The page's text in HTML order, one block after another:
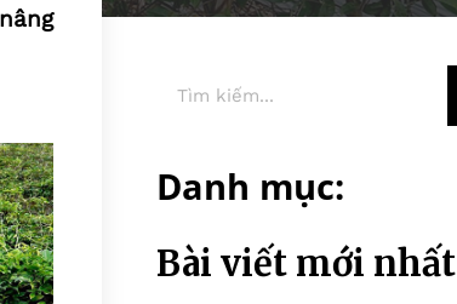
Danh mục:
Bài viết mới nhất